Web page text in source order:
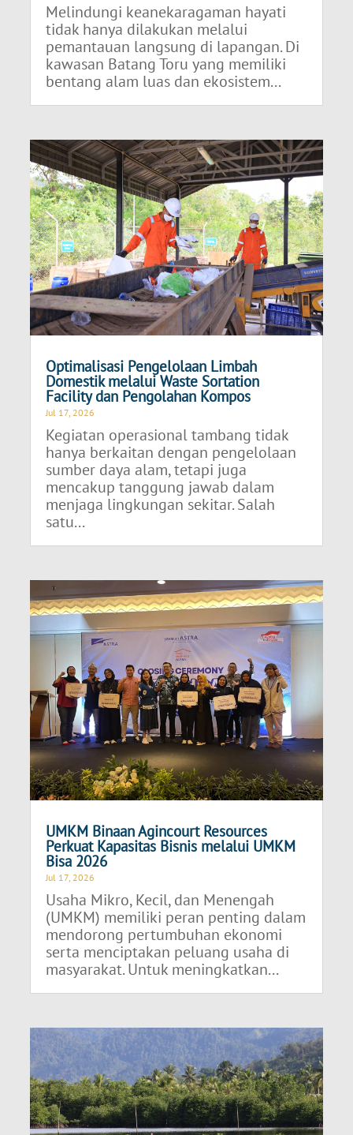
Melindungi keanekaragaman hayati
tidak hanya dilakukan melalui
pemantauan langsung di lapangan. Di
kawasan Batang Toru yang memiliki
bentang alam luas dan ekosistem...
Optimalisasi Pengelolaan Limbah
Domestik melalui Waste Sortation
Facility dan Pengolahan Kompos
Jul 17, 2026
Kegiatan operasional tambang tidak
hanya berkaitan dengan pengelolaan
sumber daya alam, tetapi juga
mencakup tanggung jawab dalam
menjaga lingkungan sekitar. Salah
satu...
UMKM Binaan Agincourt Resources
Perkuat Kapasitas Bisnis melalui UMKM
Bisa 2026
Jul 17, 2026
Usaha Mikro, Kecil, dan Menengah
(UMKM) memiliki peran penting dalam
mendorong pertumbuhan ekonomi
serta menciptakan peluang usaha di
masyarakat. Untuk meningkatkan...